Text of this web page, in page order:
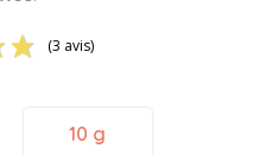
(3 avis)
10 g